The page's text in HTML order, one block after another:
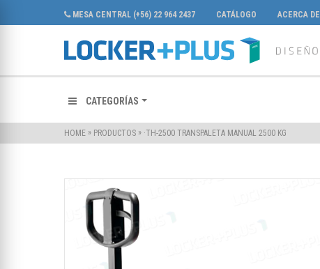
MESA CENTRAL (+56) 22 964 2437 CATÁLOGO ACERCA DE
CATEGORÍAS
HOME » PRODUCTOS » ·TH-2500 TRANSPALETA MANUAL 2500 KG